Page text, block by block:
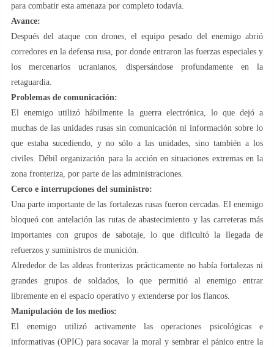
para combatir esta amenaza por completo todavía.
Avance:
Después del ataque con drones, el equipo pesado del enemigo abrió
corredores en la defensa rusa, por donde entraron las fuerzas especiales y
los mercenarios ucranianos, dispersándose profundamente en la
retaguardia.
Problemas de comunicación:
El enemigo utilizó hábilmente la guerra electrónica, lo que dejó a
muchas de las unidades rusas sin comunicación ni información sobre lo
que estaba sucediendo, y no sólo a las unidades, sino también a los
civiles. Débil organización para la acción en situaciones extremas en la
zona fronteriza, por parte de las administraciones.
Cerco e interrupciones del suministro:
Una parte importante de las fortalezas rusas fueron cercadas. El enemigo
bloqueó con antelación las rutas de abastecimiento y las carreteras más
importantes con grupos de sabotaje, lo que dificultó la llegada de
refuerzos y suministros de munición.
Alrededor de las aldeas fronterizas prácticamente no había fortalezas ni
grandes grupos de soldados, lo que permitió al enemigo entrar
libremente en el espacio operativo y extenderse por los flancos.
Manipulación de los medios:
El enemigo utilizó activamente las operaciones psicológicas e
informativas (OPIC) para socavar la moral y sembrar el pánico entre la